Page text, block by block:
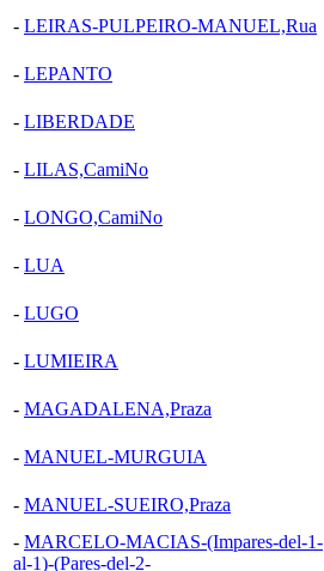
- LEIRAS-PULPEIRO-MANUEL,Rua
- LEPANTO
- LIBERDADE
- LILAS,CamiNo
- LONGO,CamiNo
- LUA
- LUGO
- LUMIEIRA
- MAGADALENA,Praza
- MANUEL-MURGUIA
- MANUEL-SUEIRO,Praza
- MARCELO-MACIAS-(Impares-del-1-
al-1)-(Pares-del-2-